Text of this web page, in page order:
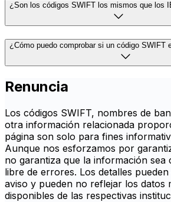
¿Son los códigos SWIFT los mismos que los
¿Cómo puedo comprobar si un código SWIFT
Renuncia
Los códigos SWIFT, nombres de
otra información relacionada
página son solo para fines
Aunque nos esforzamos por
no garantiza que la información sea
libre de errores. Los detalles
aviso y pueden no reflejar los datos
disponibles de las respectivas